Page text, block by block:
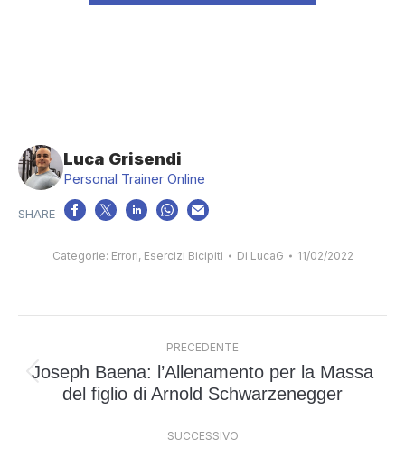
Luca Grisendi
Personal Trainer Online
Categorie: Errori, Esercizi Bicipiti Di LucaG 11/02/2022
tra
PRECEDENTE
Post
Joseph Baena: l’Allenamento per la Massa
del figlio di Arnold Schwarzenegger
SUCCESSIVO